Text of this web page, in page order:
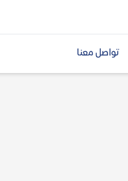
تواصل معنا